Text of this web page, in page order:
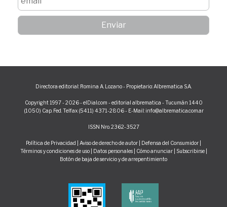
Directora editorial: Romina A. Lozano - Propietario: Albrematica S.A.
Copyright 1997 - 2026 - elDial.com - editorial albrematica - Tucumán 1440
(1050) Cap. Fed. Telfax (5411) 4371-2806 - E-Mail: info@albrematica.com.ar
ISSN Nro. 2362-3527
Política de Privacidad Aviso de derecho de autor Defensa del Consumidor
Términos y condiciones de uso| Datos personales| Cómo anunciar| Subscribirse
Botón de baja de servicio y de arrepentimiento